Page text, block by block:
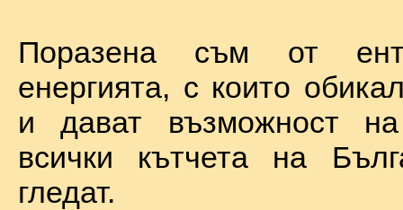
Поразена съм от
енергията, с които
и дават възможност
всички кътчета на
гледат.